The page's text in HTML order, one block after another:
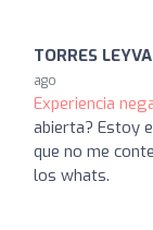
TORRES
ago
Experiencia
abierta? Estoy
que no me
los whats.